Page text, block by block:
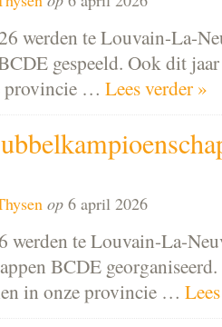
werden te Louvain-La-
gespeeld. Ook dit
provincie … Lees verder »
op 6 april 2026
werden te Louvain-La-
BCDE
in onze provincie …